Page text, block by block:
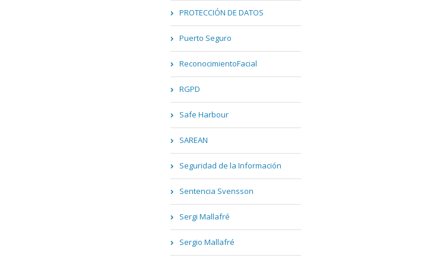
PROTECCIÓN DE DATOS
Puerto Seguro
ReconocimientoFacial
RGPD
Safe Harbour
SAREAN
Seguridad de la Información
Sentencia Svensson
Sergi Mallafré
Sergio Mallafré